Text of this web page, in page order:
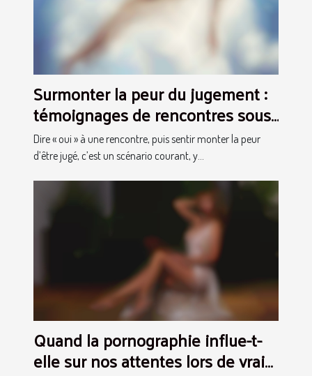
Surmonter la peur du jugement :
témoignages de rencontres sous
le signe du respect
Dire « oui » à une rencontre, puis sentir monter la peur
d’être jugé, c’est un scénario courant, y...
Quand la pornographie influe-t-
elle sur nos attentes lors de vrais